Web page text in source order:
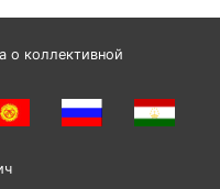
о коллективной